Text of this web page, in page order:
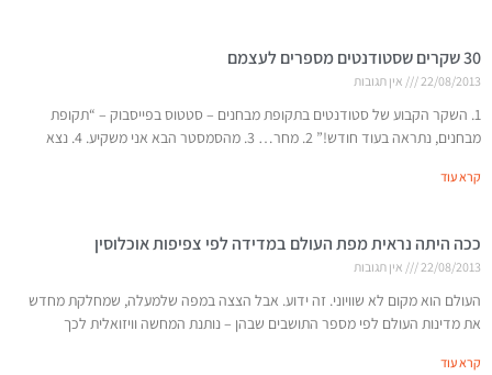
30 שקרים שסטודנטים מספרים לעצמם
22/08/2013 אין תגובות
1. השקר הקבוע של סטודנטים בתקופת מבחנים – סטטוס בפייסבוק – “תקופת
מבחנים, נתראה בעוד חודש!” 2. מחר… 3. מהסמסטר הבא אני משקיע. 4. נצא
קרא עוד
ככה היתה נראית מפת העולם במדידה לפי צפיפות אוכלוסין
22/08/2013 אין תגובות
העולם הוא מקום לא שוויוני. זה ידוע. אבל הצצה במפה שלמעלה, שמחלקת מחדש
את מדינות העולם לפי מספר התושבים שבהן – נותנת המחשה וויזואלית לכך
קרא עוד